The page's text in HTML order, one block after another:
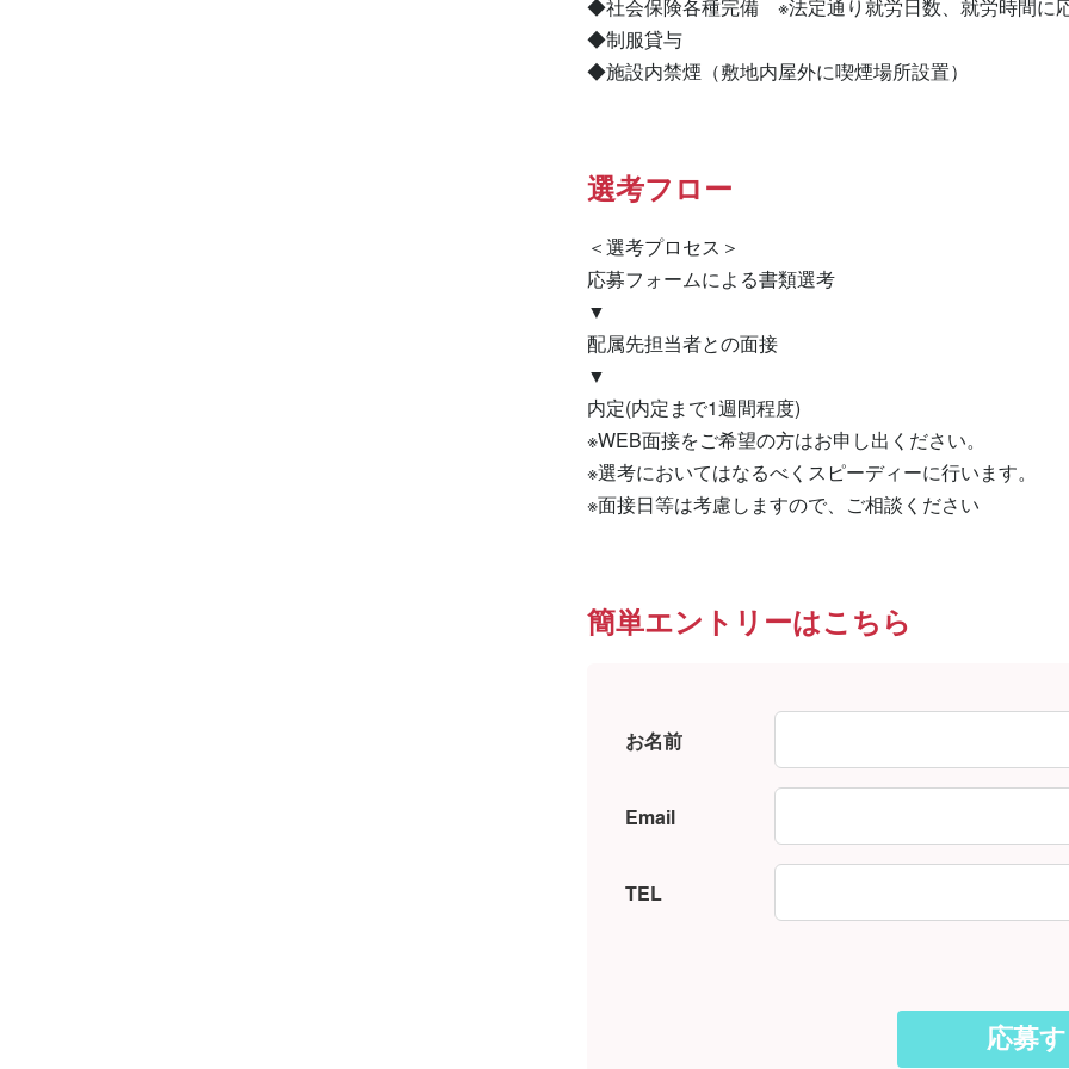
◆社会保険各種完備　※法定通り就労日数、就労時間に
◆制服貸与
◆施設内禁煙（敷地内屋外に喫煙場所設置）
選考フロー
＜選考プロセス＞
応募フォームによる書類選考
▼
配属先担当者との面接
▼
内定(内定まで1週間程度)
※WEB面接をご希望の方はお申し出ください。
※選考においてはなるべくスピーディーに行います。
※面接日等は考慮しますので、ご相談ください
簡単エントリーはこちら
お名前
Email
TEL